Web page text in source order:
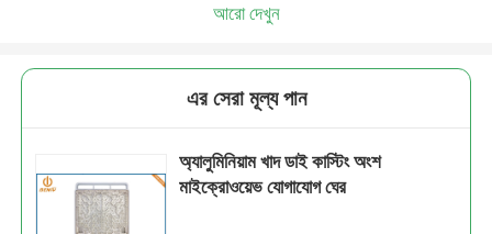
আরো দেখুন
এর সেরা মূল্য পান
অ্যালুমিনিয়াম খাদ ডাই কাস্টিং অংশ
মাইক্রোওয়েভ যোগাযোগ ঘের